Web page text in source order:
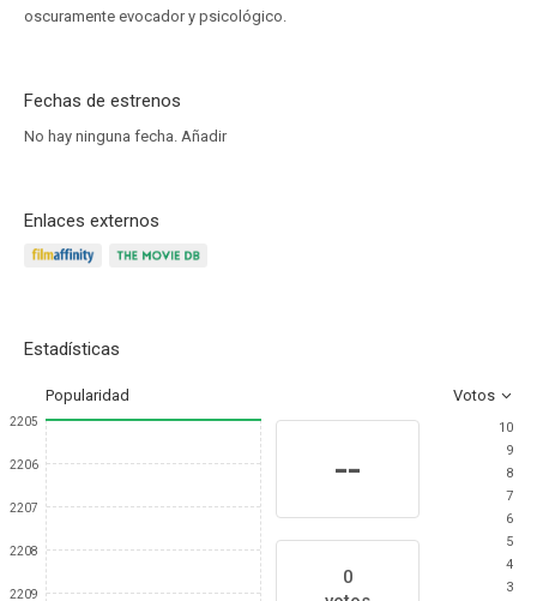
oscuramente evocador y psicológico.
Fechas de estrenos
No hay ninguna fecha. Añadir
Enlaces externos
Estadísticas
Popularidad Votos
2205
2206
2207
2208
2209
--
0
10
9
8
7
6
5
4
3